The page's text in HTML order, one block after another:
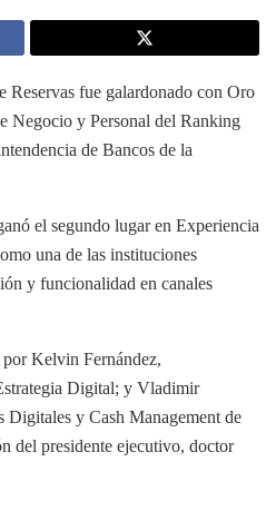
Reservas fue galardonado con Oro
Negocio y Personal del Ranking
de Bancos de la
el segundo lugar en Experiencia
una de las instituciones
y funcionalidad en canales
Kelvin Fernández,
Digital; y Vladimir
Digitales y Cash Management de
del presidente ejecutivo, doctor